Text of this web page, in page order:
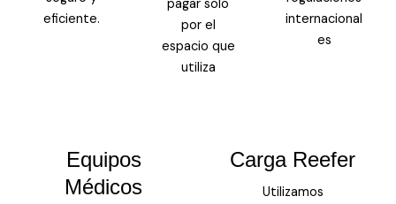
eficiente.
pagar solo
por el
espacio que
utiliza
internacional
es
Equipos
Médicos
Carga Reefer
Utilizamos